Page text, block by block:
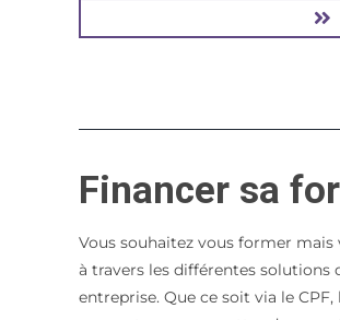
Financer sa
Vous souhaitez vous former
à travers les différentes solutions
entreprise. Que ce soit via le